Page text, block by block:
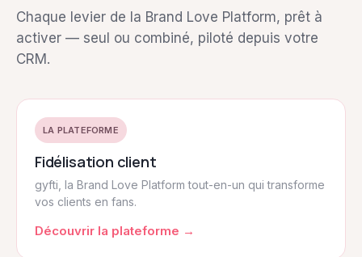
Chaque levier de la Brand Love Platform, prêt à
activer — seul ou combiné, piloté depuis votre
CRM.
LA PLATEFORME
Fidélisation client
gyfti, la Brand Love Platform tout-en-un qui transforme
vos clients en fans.
Découvrir la plateforme →